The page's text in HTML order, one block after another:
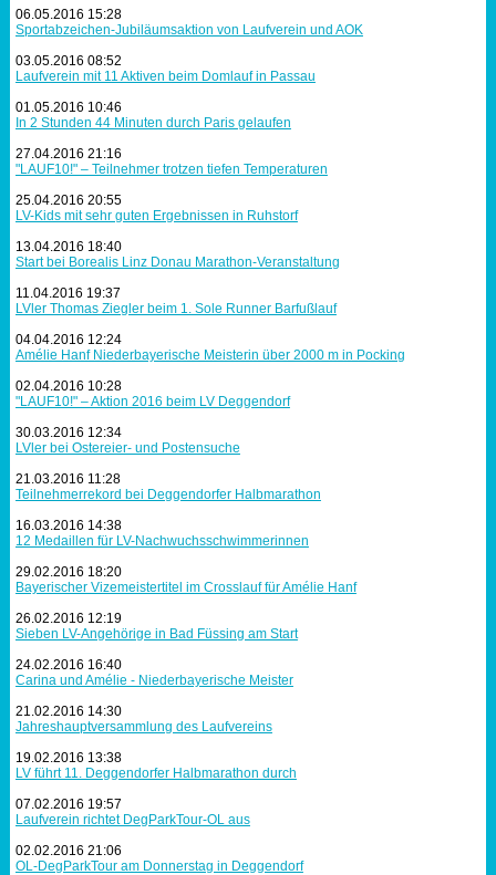
06.05.2016 15:28
Sportabzeichen-Jubiläumsaktion von Laufverein und AOK
03.05.2016 08:52
Laufverein mit 11 Aktiven beim Domlauf in Passau
01.05.2016 10:46
In 2 Stunden 44 Minuten durch Paris gelaufen
27.04.2016 21:16
"LAUF10!" – Teilnehmer trotzen tiefen Temperaturen
25.04.2016 20:55
LV-Kids mit sehr guten Ergebnissen in Ruhstorf
13.04.2016 18:40
Start bei Borealis Linz Donau Marathon-Veranstaltung
11.04.2016 19:37
LVler Thomas Ziegler beim 1. Sole Runner Barfußlauf
04.04.2016 12:24
Amélie Hanf Niederbayerische Meisterin über 2000 m in Pocking
02.04.2016 10:28
"LAUF10!" – Aktion 2016 beim LV Deggendorf
30.03.2016 12:34
LVler bei Ostereier- und Postensuche
21.03.2016 11:28
Teilnehmerrekord bei Deggendorfer Halbmarathon
16.03.2016 14:38
12 Medaillen für LV-Nachwuchsschwimmerinnen
29.02.2016 18:20
Bayerischer Vizemeistertitel im Crosslauf für Amélie Hanf
26.02.2016 12:19
Sieben LV-Angehörige in Bad Füssing am Start
24.02.2016 16:40
Carina und Amélie - Niederbayerische Meister
21.02.2016 14:30
Jahreshauptversammlung des Laufvereins
19.02.2016 13:38
LV führt 11. Deggendorfer Halbmarathon durch
07.02.2016 19:57
Laufverein richtet DegParkTour-OL aus
02.02.2016 21:06
OL-DegParkTour am Donnerstag in Deggendorf